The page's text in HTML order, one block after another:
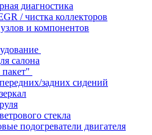
диагностика
/ чистка коллекторов
и компонентов
салона
задних сидений
стекла
подогреватели двигателя